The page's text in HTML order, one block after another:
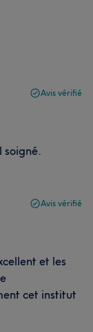
Avis vérifié
soigné.
Avis vérifié
et les
cet institut